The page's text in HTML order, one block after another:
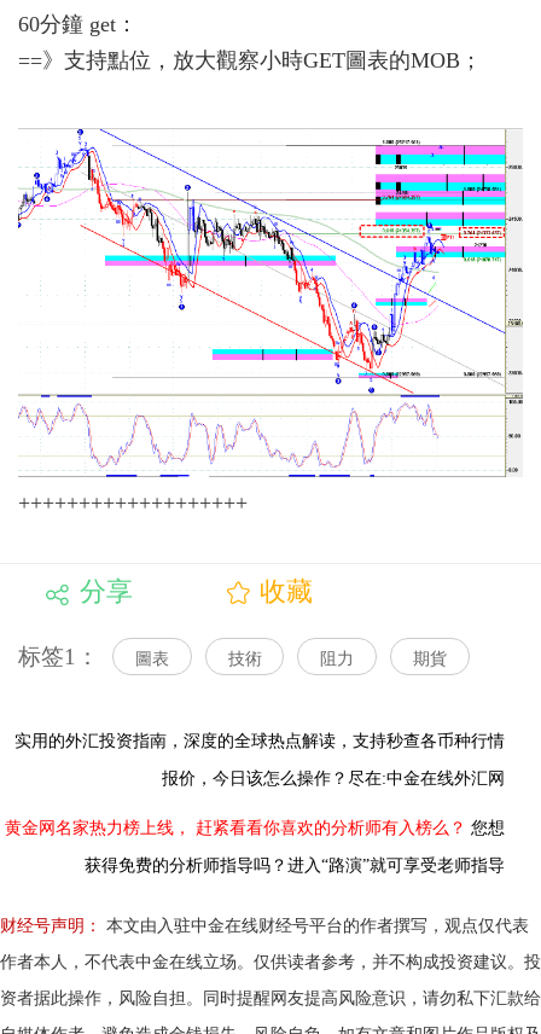
60分鐘 get：
==》支持點位，放大觀察小時GET圖表的MOB；
+++++++++++++++++++
分享 收藏
标签1： 圖表 技術 阻力 期貨
实用的外汇投资指南， 深度的全球热点解读， 支持秒查各币种行情
报价，今日该怎么操作？尽在:中金在线外汇网
黄金网名家热力榜上线， 赶紧看看你喜欢的分析师有入榜么？ 您想
获得免费的分析师指导吗？进入“路演”就可享受老师指导
财经号声明：
本文由入驻中金在线财经号平台的作者撰写，观点仅代表
作者本人，不代表中金在线立场。仅供读者参考，并不构成投资建议。投
资者据此操作，风险自担。同时提醒网友提高风险意识，请勿私下汇款给